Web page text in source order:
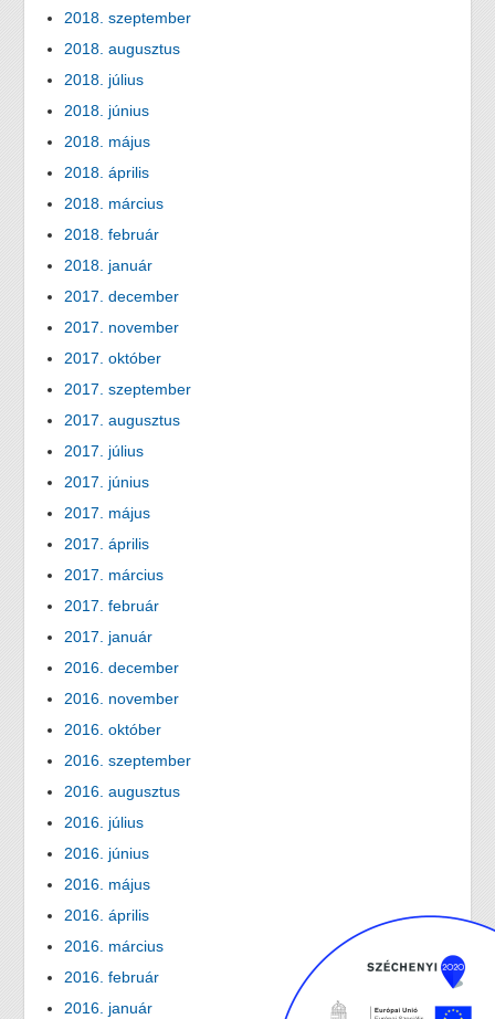
2018. szeptember
2018. augusztus
2018. július
2018. június
2018. május
2018. április
2018. március
2018. február
2018. január
2017. december
2017. november
2017. október
2017. szeptember
2017. augusztus
2017. július
2017. június
2017. május
2017. április
2017. március
2017. február
2017. január
2016. december
2016. november
2016. október
2016. szeptember
2016. augusztus
2016. július
2016. június
2016. május
2016. április
2016. március
2016. február
2016. január